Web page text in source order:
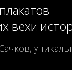
вехи